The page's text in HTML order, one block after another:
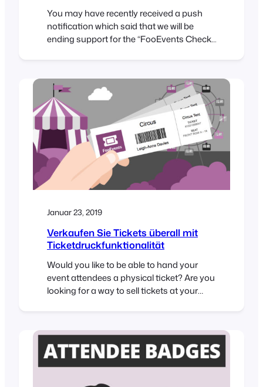
You may have recently received a push
notification which said that we will be
ending support for the “FooEvents Check-
be alarmed because this is not bad news.
You see, there are currently two different
versions of the FooEvents app in the…
Januar 23, 2019
Verkaufen Sie Tickets überall mit
Ticketdruckfunktionalität
Would you like to be able to hand your
event attendees a physical ticket? Are you
looking for a way to sell tickets at your
“Print Tickets” functionality is now a
standard feature in FooEvents for
WooCommerce which allows you to…